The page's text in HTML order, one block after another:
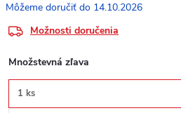
14.10.2026
Možnosti doručenia
Množstevná zľava
1 ks